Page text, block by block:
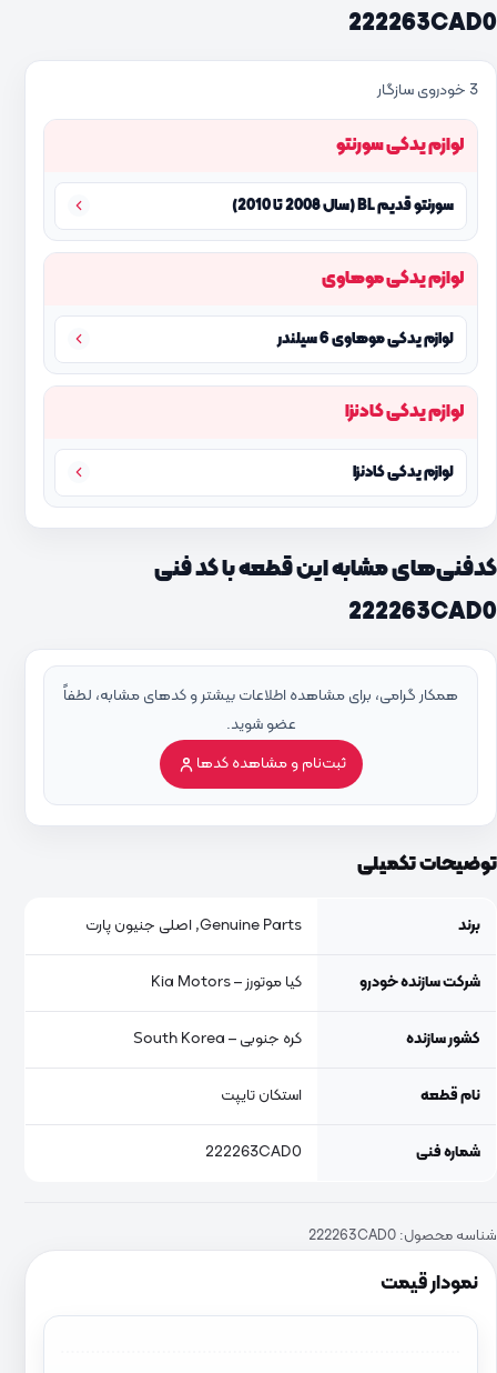
نمودار قیمت
222263CAD0
3 خودروی سازگار
لوازم یدکی سورنتو
سورنتو قدیم BL (سال 2008 تا 2010)
لوازم یدکی موهاوی
لوازم یدکی موهاوی 6 سیلندر
لوازم یدکی کادنزا
لوازم یدکی کادنزا
کدفنی‌های مشابه این قطعه با کد فنی
222263CAD0
همکار گرامی، برای مشاهده اطلاعات بیشتر و کدهای مشابه، لطفاً
عضو شوید.
ثبت‌نام و مشاهده کدها
توضیحات تکمیلی
برند Genuine Parts, اصلی جنیون پارت
شرکت سازنده خودرو کیا موتورز – Kia Motors
کشور سازنده کره جنوبی – South Korea
نام قطعه استکان تایپت
شماره فنی 222263CAD0
شناسه محصول: 222263CAD0